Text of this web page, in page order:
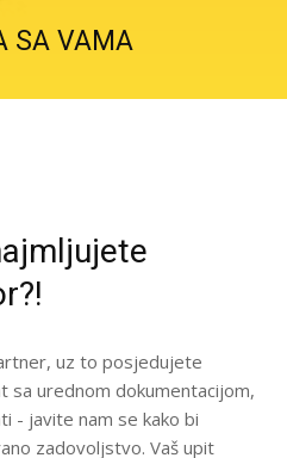
SA VAMA
uz to posjedujete
sa urednom dokumentacijom,
- javite nam se kako bi
zadovoljstvo. Vaš upit